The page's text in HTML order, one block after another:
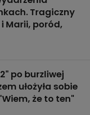
Tragiczny
Marii, poród,
po burzliwej
ułożyła sobie
że to ten"